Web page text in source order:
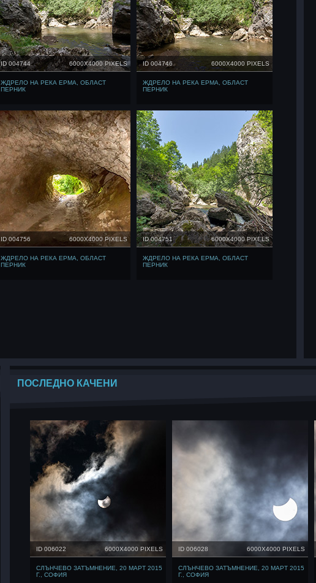
ID 004744 6000X4000 PIXELS
ЖДРЕЛО НА РЕКА ЕРМА, ОБЛАСТ
ПЕРНИК
ID 004746 6000X4000 PIXELS
ЖДРЕЛО НА РЕКА ЕРМА, ОБЛАСТ
ПЕРНИК
ID 004756 6000X4000 PIXELS
ЖДРЕЛО НА РЕКА ЕРМА, ОБЛАСТ
ПЕРНИК
ID 004751 6000X4000 PIXELS
ЖДРЕЛО НА РЕКА ЕРМА, ОБЛАСТ
ПЕРНИК
ПОСЛЕДНО КАЧЕНИ
ID 006022 6000X4000 PIXELS
СЛЪНЧЕВО ЗАТЪМНЕНИЕ, 20 МАРТ 2015
Г., СОФИЯ
ID 006028 6000X4000 PIXELS
СЛЪНЧЕВО ЗАТЪМНЕНИЕ, 20 МАРТ 2015
Г., СОФИЯ